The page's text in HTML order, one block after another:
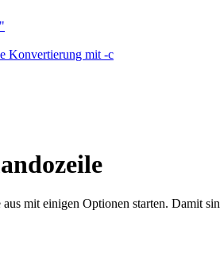
Konvertierung mit -c
mit einigen Optionen starten. Damit